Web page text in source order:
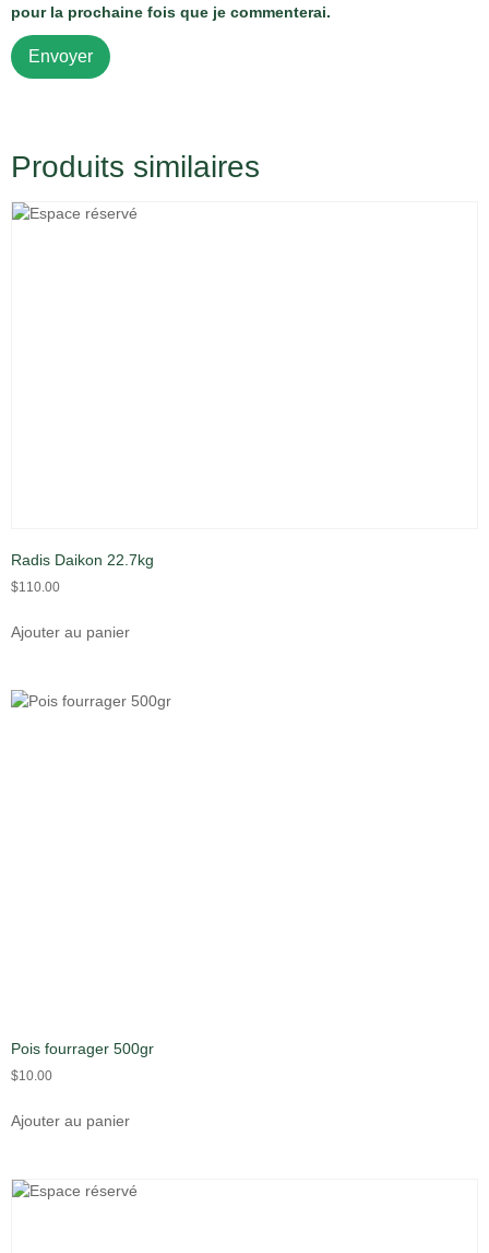
pour la prochaine fois que je commenterai.
Produits similaires
Radis Daikon 22.7kg
$110.00
Ajouter au panier
Pois fourrager 500gr
$10.00
Ajouter au panier